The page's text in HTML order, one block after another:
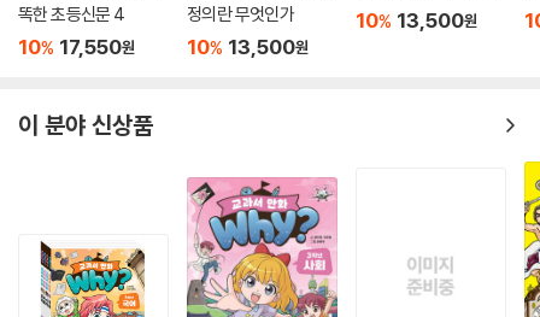
똑한 초등신문 4
10% 17,550원
정의란 무엇인가
10% 13,500원
10% 13,500원
이 분야 신상품